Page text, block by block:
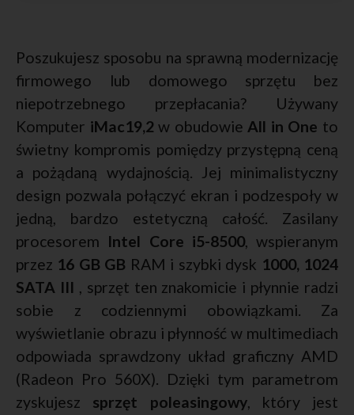
Poszukujesz sposobu na sprawną modernizację
firmowego lub domowego sprzętu bez
niepotrzebnego przepłacania? Używany
Komputer iMac19,2 w obudowie All in One to
świetny kompromis pomiędzy przystępną ceną
a pożądaną wydajnością. Jej minimalistyczny
design pozwala połączyć ekran i podzespoły w
jedną, bardzo estetyczną całość. Zasilany
procesorem Intel Core i5-8500, wspieranym
przez 16 GB GB RAM i szybki dysk 1000, 1024
SATA III , sprzęt ten znakomicie i płynnie radzi
sobie z codziennymi obowiązkami. Za
wyświetlanie obrazu i płynność w multimediach
odpowiada sprawdzony układ graficzny AMD
(Radeon Pro 560X). Dzięki tym parametrom
zyskujesz sprzęt poleasingowy, który jest